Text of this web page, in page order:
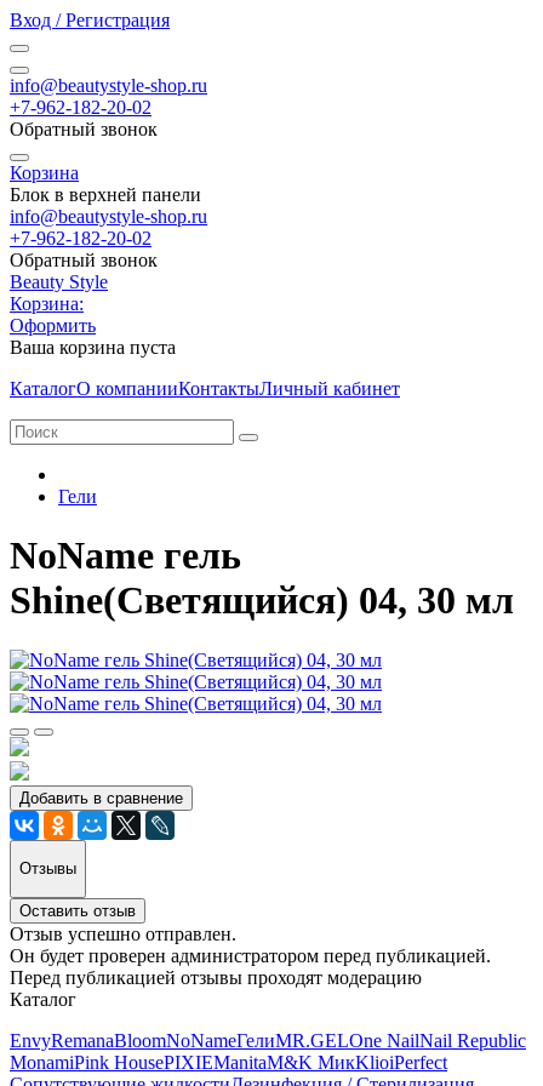
Вход / Регистрация
info@beautystyle-shop.ru
+7-962-182-20-02
Обратный звонок
Корзина
Блок в верхней панели
info@beautystyle-shop.ru
+7-962-182-20-02
Обратный звонок
Beauty Style
Корзина:
Оформить
Ваша корзина пуста
КаталогО компанииКонтактыЛичный кабинет
Гели
NoName гель
Shine(Светящийся) 04, 30 мл
Добавить в сравнение
Отзывы
Оставить отзыв
Отзыв успешно отправлен.
Он будет проверен администратором перед публикацией.
Перед публикацией отзывы проходят модерацию
Каталог
EnvyRemanaBloomNoNameГелиMR.GELOne NailNail Republic
MonamiPink HousePIXIEManitaM&K МикKlioiPerfect